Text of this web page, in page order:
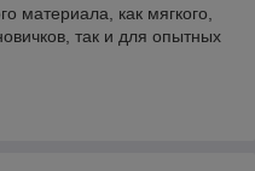
материала, как мягкого,
так и для опытных